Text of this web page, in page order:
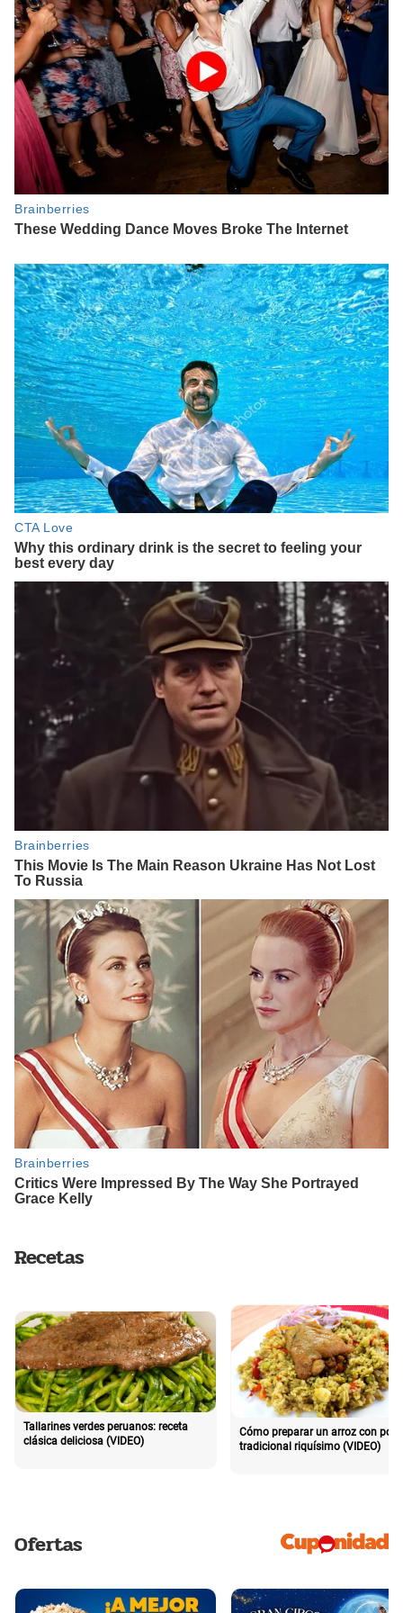
Recetas
Tallarines verdes peruanos: receta
clásica deliciosa (VIDEO)
Cómo preparar un arroz con pollo
tradicional riquísimo (VIDEO)
Ofertas